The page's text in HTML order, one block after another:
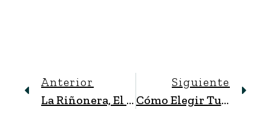
Anterior
La Riñonera, El Sustituto Ideal De La Mochila Para Tus Escapadas
Siguiente
Cómo Elegir Tu Calzado De Montaña: Tipos Y Características Principales